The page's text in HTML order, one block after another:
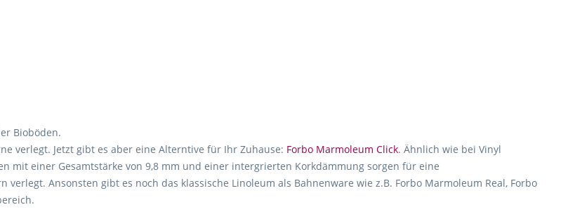
Bioböden.
verlegt. Jetzt gibt es aber eine Alterntive für Ihr Zuhause: Forbo Marmoleum Click. Ähnlich wie bei Vinyl
mit einer Gesamtstärke von 9,8 mm und einer intergrierten Korkdämmung sorgen für eine
Ansonsten gibt es noch das klassische Linoleum als Bahnenware wie z.B. Forbo Marmoleum Real, Forbo